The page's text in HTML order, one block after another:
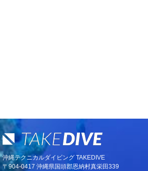
沖縄テクニカルダイビング TAKEDIVE
〒904-0417 沖縄県国頭郡恩納村真栄田339